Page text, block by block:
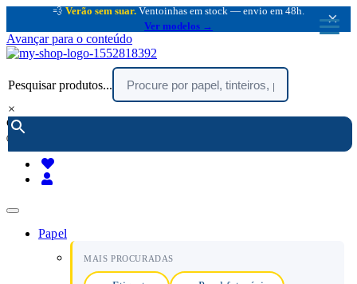
💨 Verão sem suar. Ventoinhas em stock — envio em 48h.
Ver modelos →
×
Avançar para o conteúdo
Pesquisar produtos...
×
encomendar por telefone :
(chamada rede fixa nacional)
Papel
MAIS PROCURADAS